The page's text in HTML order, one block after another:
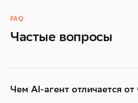
FAQ
Частые вопросы
Чем AI-агент отличается от